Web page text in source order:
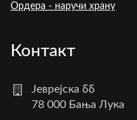
Ордера - наручи храну
Контакт
Јеврејска бб
78 000 Бања Лука